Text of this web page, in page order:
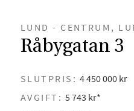
LUND - CENTRUM,
Råbygatan 3
SLUTPRIS: 4 450 000 kr
AVGIFT: 5 743 kr*